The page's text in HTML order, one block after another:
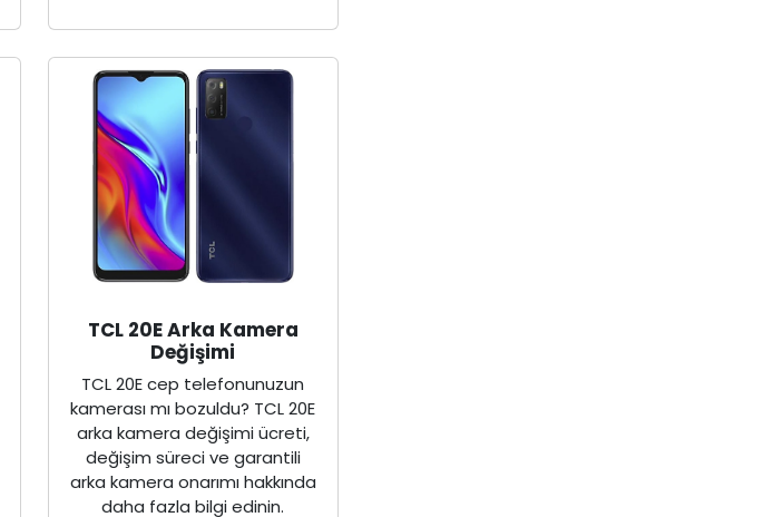
TCL 20E Arka Kamera
Değişimi
TCL 20E cep telefonunuzun
kamerası mı bozuldu? TCL 20E
arka kamera değişimi ücreti,
değişim süreci ve garantili
arka kamera onarımı hakkında
daha fazla bilgi edinin.